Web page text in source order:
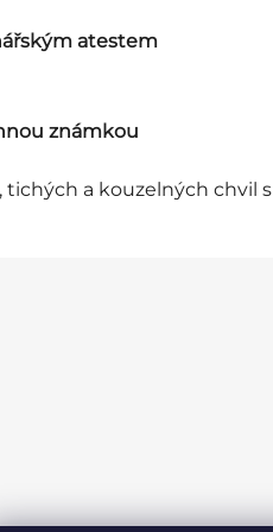
atestem
známkou
a kouzelných chvil s